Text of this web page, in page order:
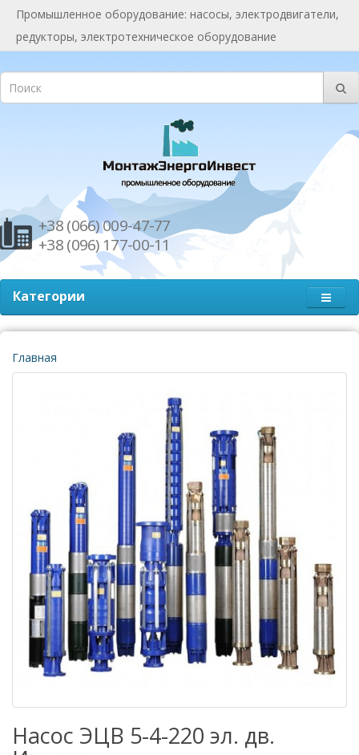
Промышленное оборудование: насосы, электродвигатели,
редукторы, электротехническое оборудование
+38 (066) 009-47-77
+38 (096) 177-00-11
Категории
Главная
Насос ЭЦВ 5-4-220 эл. дв.